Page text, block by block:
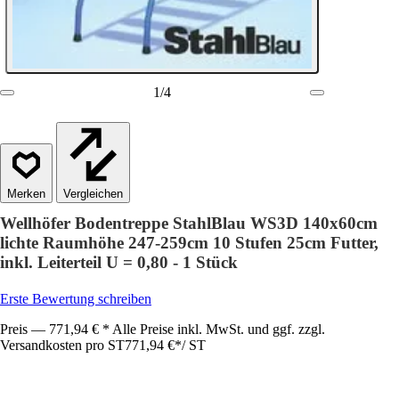
1/4
Vergleichen
Wellhöfer Bodentreppe StahlBlau WS3D 140x60cm
lichte Raumhöhe 247-259cm 10 Stufen 25cm Futter,
inkl. Leiterteil U = 0,80 - 1 Stück
Erste Bewertung schreiben
Preis — 771,94 € * Alle Preise inkl. MwSt. und ggf. zzgl.
Versandkosten pro ST771,94 €*/ ST